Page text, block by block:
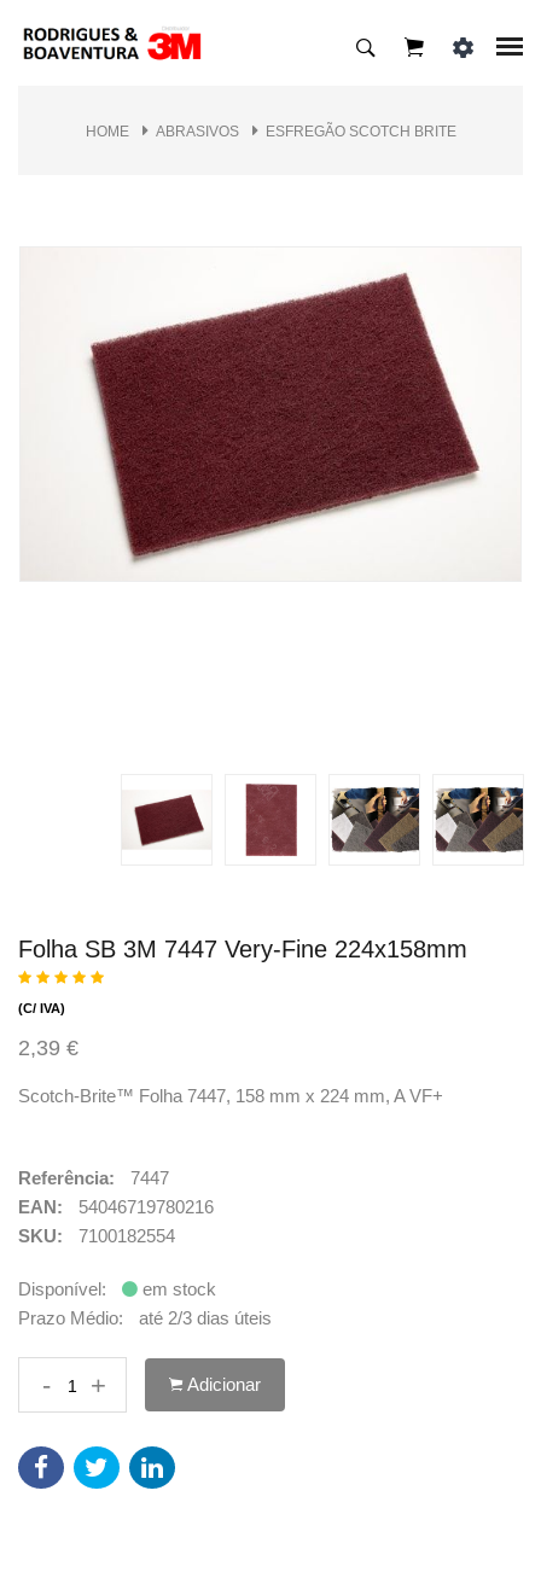
HOME ABRASIVOS ESFREGÃO SCOTCH BRITE
Folha SB 3M 7447 Very-Fine 224x158mm
(C/ IVA)
2,39 €
Scotch-Brite™ Folha 7447, 158 mm x 224 mm, A VF+
Referência:
7447
EAN:
54046719780216
SKU:
7100182554
Disponível:
em stock
Prazo Médio:
até 2/3 dias úteis
- + Adicionar